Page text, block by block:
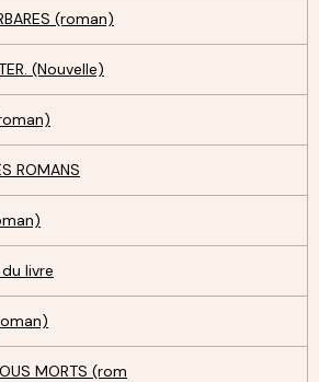
(roman)
(Nouvelle)
ROMANS
livre
MORTS (rom